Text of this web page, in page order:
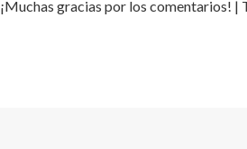
¡Muchas gracias por los comentarios!